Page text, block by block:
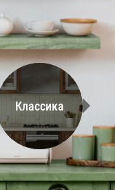
Классика